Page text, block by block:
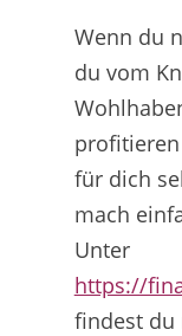
Wenn du
du vom
für dich
mach
Unter
https://
findest du